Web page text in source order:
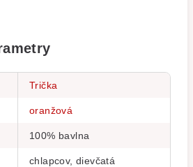
Trička
oranžová
100% bavlna
chlapcov, dievčatá